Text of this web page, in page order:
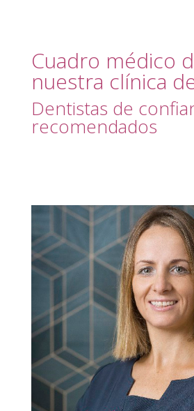
Cuadro médico
nuestra clínica
Dentistas de
recomendados